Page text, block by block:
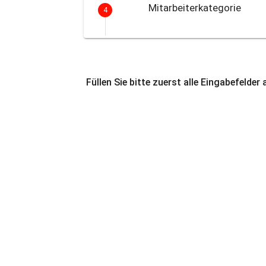
4 Mitarbeiterkategorie
Füllen Sie bitte zuerst alle Eingabefelder